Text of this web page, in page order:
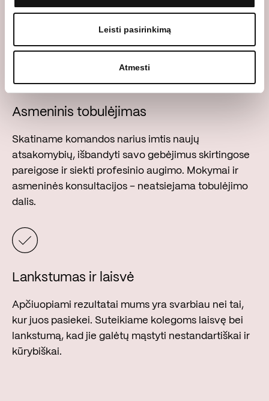
Leisti pasirinkimą
Atmesti
galimybėmis atrasti darbo ir laisvalaikio
Asmeninis tobulėjimas
Skatiname komandos narius imtis naujų
atsakomybių, išbandyti savo gebėjimus skirtingose
pareigose ir siekti profesinio augimo. Mokymai ir
asmeninės konsultacijos – neatsiejama tobulėjimo
dalis.
Lankstumas ir laisvė
Apčiuopiami rezultatai mums yra svarbiau nei tai,
kur juos pasiekei. Suteikiame kolegoms laisvę bei
lankstumą, kad jie galėtų mąstyti nestandartiškai ir
kūrybiškai.